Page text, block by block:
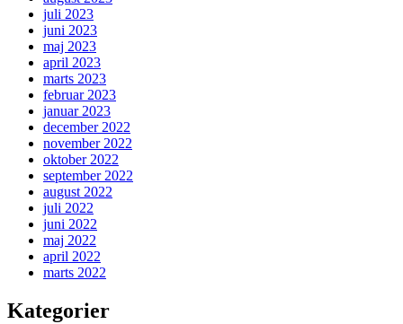
juli 2023
juni 2023
maj 2023
april 2023
marts 2023
februar 2023
januar 2023
december 2022
november 2022
oktober 2022
september 2022
august 2022
juli 2022
juni 2022
maj 2022
april 2022
marts 2022
Kategorier